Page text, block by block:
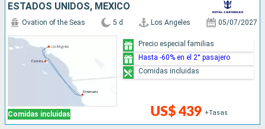
ESTADOS UNIDOS, MÉXICO
Comidas incluidas
Ovation of the Seas 5 d Los Angeles 05/07/2027
US$ 439 +Tasas
Precio especial familias
Hasta -60% en el 2° pasajero
Comidas incluidas